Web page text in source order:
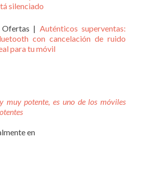
silenciado
Ofertas | Auténticos superventas:
con cancelación de ruido
para tu móvil
muy potente, es uno de los móviles
en